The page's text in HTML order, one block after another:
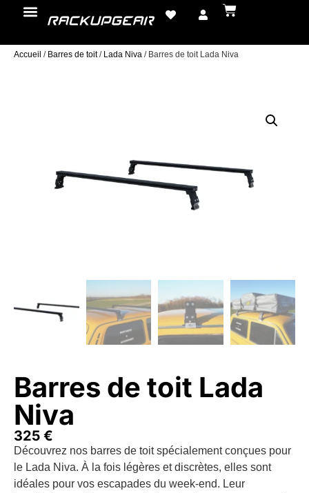
Accueil / Barres de toit/ Lada Niva / Barres de toit Lada Niva
Barres de toit Lada
Niva
325 €
Découvrez nos barres de toit spécialement conçues pour
le Lada Niva. À la fois légères et discrètes, elles sont
idéales pour vos escapades du week-end. Leur